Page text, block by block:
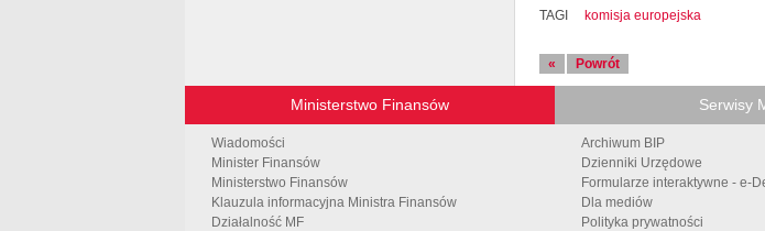
TAGI komisja europejska
« Powrót
Ministerstwo Finansów
Wiadomości
Minister Finansów
Ministerstwo Finansów
Klauzula informacyjna Ministra Finansów
Działalność MF
Serwisy
Archiwum BIP
Dzienniki Urzędowe
Formularze interaktywne - e-
Dla mediów
Polityka prywatności